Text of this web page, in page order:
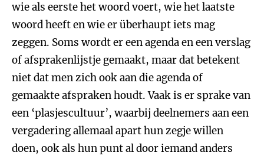
wie als eerste het woord voert, wie het laatste
woord heeft en wie er überhaupt iets mag
zeggen. Soms wordt er een agenda en een verslag
of afsprakenlijstje gemaakt, maar dat betekent
niet dat men zich ook aan die agenda of
gemaakte afspraken houdt. Vaak is er sprake van
een ‘plasjescultuur’, waarbij deelnemers aan een
vergadering allemaal apart hun zegje willen
doen, ook als hun punt al door iemand anders